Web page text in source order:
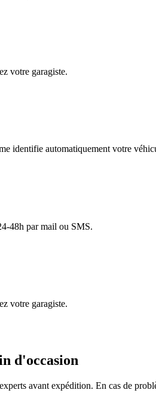
votre garagiste.
identifie automatiquement votre
48h par mail ou SMS.
votre garagiste.
d'occasion
avant expédition. En cas de